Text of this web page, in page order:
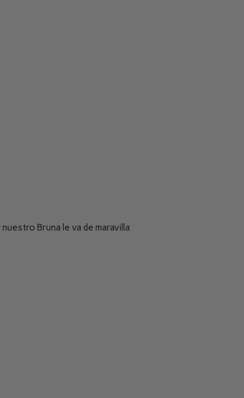
Bruna le va de maravilla